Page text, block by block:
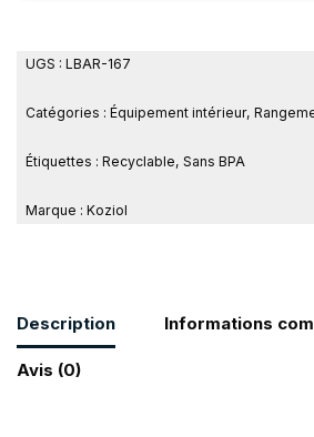
UGS : LBAR-167
Catégories : Équipement intérieur,
Étiquettes : Recyclable, Sans BPA
Marque : Koziol
Description Informations
Avis (0)